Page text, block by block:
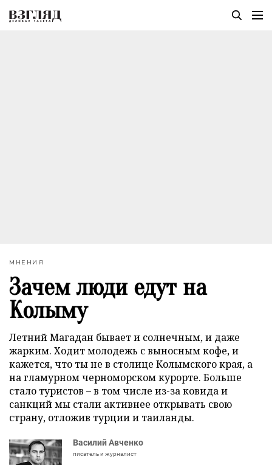
МНЕНИЯ
Зачем люди едут на
Колыму
Летний Магадан бывает и солнечным, и даже
жарким. Ходит молодежь с выносным кофе, и
кажется, что ты не в столице Колымского края, а
на гламурном черноморском курорте. Больше
стало туристов – в том числе из-за ковида и
санкций мы стали активнее открывать свою
страну, отложив турции и таиланды.
Василий Авченко
писатель и журналист